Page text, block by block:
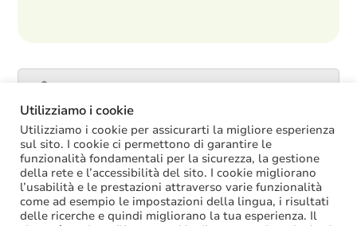
ULTIME NOTIZIE
La soppressione dei vecchi tetti di spesa
offre più margini anche per l’aumento del
Utilizziamo i cookie
Utilizziamo i cookie per assicurarti la migliore esperienza
sul sito. I cookie ci permettono di garantire le
funzionalità fondamentali per la sicurezza, la gestione
della rete e l’accessibilità del sito. I cookie migliorano
l’usabilità e le prestazioni attraverso varie funzionalità
come ad esempio le impostazioni della lingua, i risultati
delle ricerche e quindi migliorano la tua esperienza. Il